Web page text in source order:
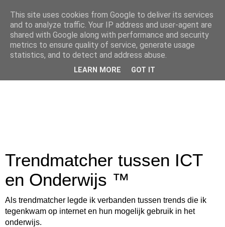
Trendmatcher tussen ICT
en Onderwijs ™
Als trendmatcher legde ik verbanden tussen trends die ik
tegenkwam op internet en hun mogelijk gebruik in het
onderwijs.
This site uses cookies from Google to deliver its services
and to analyze traffic. Your IP address and user-agent are
shared with Google along with performance and security
metrics to ensure quality of service, generate usage
statistics, and to detect and address abuse.
LEARN MORE GOT IT